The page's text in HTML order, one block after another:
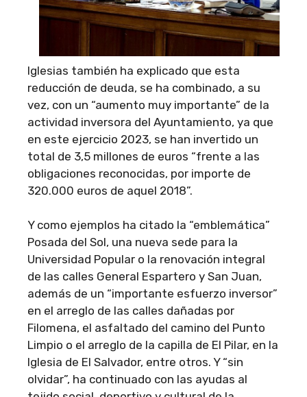
Iglesias también ha explicado que esta
reducción de deuda, se ha combinado, a su
vez, con un “aumento muy importante” de la
actividad inversora del Ayuntamiento, ya que
en este ejercicio 2023, se han invertido un
total de 3,5 millones de euros “frente a las
obligaciones reconocidas, por importe de
320.000 euros de aquel 2018”.
Y como ejemplos ha citado la “emblemática”
Posada del Sol, una nueva sede para la
Universidad Popular o la renovación integral
de las calles General Espartero y San Juan,
además de un “importante esfuerzo inversor”
en el arreglo de las calles dañadas por
Filomena, el asfaltado del camino del Punto
Limpio o el arreglo de la capilla de El Pilar, en la
Iglesia de El Salvador, entre otros. Y “sin
olvidar”, ha continuado con las ayudas al